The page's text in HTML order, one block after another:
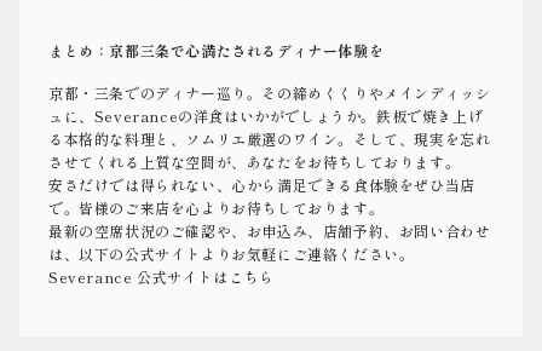
まとめ：京都三条で心満たされるディナー体験を
京都・三条でのディナー巡り。その締めくくりやメインディッシ
ュに、Severanceの洋食はいかがでしょうか。鉄板で焼き上げ
る本格的な料理と、ソムリエ厳選のワイン。そして、現実を忘れ
させてくれる上質な空間が、あなたをお待ちしております。
安さだけでは得られない、心から満足できる食体験をぜひ当店
で。皆様のご来店を心よりお待ちしております。
最新の空席状況のご確認や、お申込み、店舗予約、お問い合わせ
は、以下の公式サイトよりお気軽にご連絡ください。
Severance 公式サイトはこちら